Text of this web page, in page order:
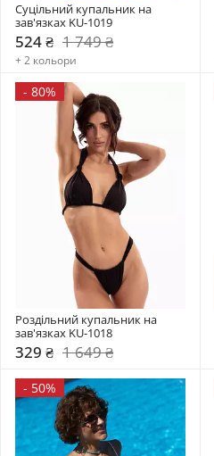
Суцільний купальник на
зав'язках KU-1019
524 ₴ 1 749 ₴
+ 2 кольори
- 80%
Роздільний купальник на
зав'язках KU-1018
329 ₴ 1 649 ₴
- 50%